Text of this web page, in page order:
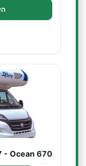
- Ocean 670